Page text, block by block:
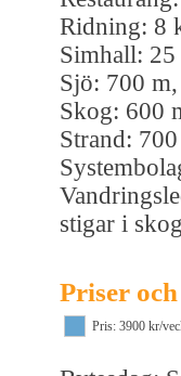
Ridning: 8
Simhall:
Sjö: 700
Skog: 600
Strand:
stigar i
Priser
Pris: 3900 kr/